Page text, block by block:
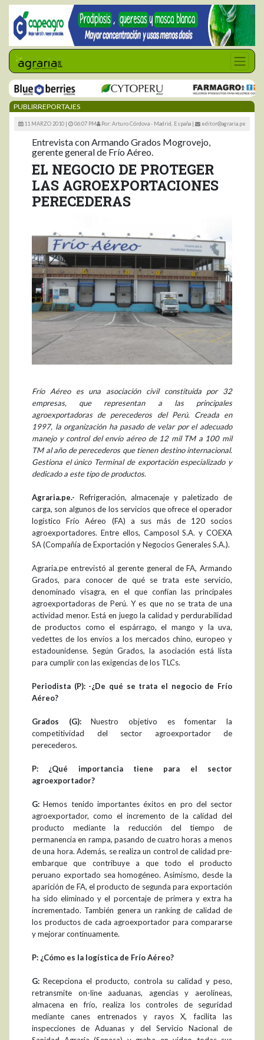
PUBLIRREPORTAJES
11 MARZO 2010 | 06:07 PM Por: Arturo Córdova - Madrid, España | editor@agraria.pe
Entrevista con Armando Grados Mogrovejo,
gerente general de Frío Aéreo.
EL NEGOCIO DE PROTEGER
LAS AGROEXPORTACIONES
PERECEDERAS
Frío Aéreo es una asociación civil constituida por 32
empresas, que representan a las principales
agroexportadoras de perecederos del Perú. Creada en
1997, la organización ha pasado de velar por el adecuado
manejo y control del envío aéreo de 12 mil TM a 100 mil
TM al año de perecederos que tienen destino internacional.
Gestiona el único Terminal de exportación especializado y
dedicado a este tipo de productos.
Agraria.pe.- Refrigeración, almacenaje y paletizado de
carga, son algunos de los servicios que ofrece el operador
logístico Frío Aéreo (FA) a sus más de 120 socios
agroexportadores. Entre ellos, Camposol S.A. y COEXA
SA (Compañía de Exportación y Negocios Generales S.A.).
Agraria.pe entrevistó al gerente general de FA, Armando
Grados, para conocer de qué se trata este servicio,
denominado visagra, en el que confían las principales
agroexportadoras de Perú. Y es que no se trata de una
actividad menor. Está en juego la calidad y perdurabilidad
de productos como el espárrago, el mango y la uva,
vedettes de los envíos a los mercados chino, europeo y
estadounidense. Según Grados, la asociación está lista
para cumplir con las exigencias de los TLCs.
Periodista (P): -¿De qué se trata el negocio de Frío
Aéreo?
Grados (G):Nuestro objetivo es fomentar la
competitividad del sector agroexportador de
perecederos.
P: ¿Qué importancia tiene para el sector
agroexportador?
G: Hemos tenido importantes éxitos en pro del sector
agroexportador, como el incremento de la calidad del
producto mediante la reducción del tiempo de
permanencia en rampa, pasando de cuatro horas a menos
de una hora. Además, se realiza un control de calidad pre-
embarque que contribuye a que todo el producto
peruano exportado sea homogéneo. Asimismo, desde la
aparición de FA, el producto de segunda para exportación
ha sido eliminado y el porcentaje de primera y extra ha
incrementado. También genera un ranking de calidad de
los productos de cada agroexportador para compararse
y mejorar continuamente.
P: ¿Cómo es la logística de Frío Aéreo?
G: Recepciona el producto, controla su calidad y peso,
retransmite on-line aaduanas, agencias y aerolíneas,
almacena en frío, realiza los controles de seguridad
mediante canes entrenados y rayos X, facilita las
inspecciones de Aduanas y del Servicio Nacional de